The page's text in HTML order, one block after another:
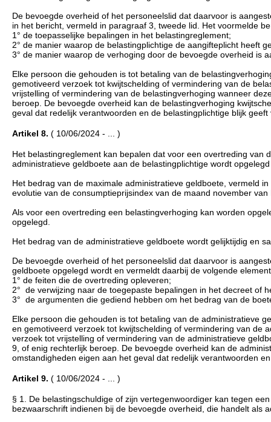
De bevoegde overheid of het personeelslid dat daarvoor is
in het bericht, vermeld in paragraaf 3, tweede lid. Het voormelde
1° de toepasselijke bepalingen in het belastingreglement;
2° de manier waarop de belastingplichtige de aangifteplicht heeft
3° de manier waarop de verhoging door de bevoegde overheid is
Elke persoon die gehouden is tot betaling van de
gemotiveerd verzoek tot kwijtschelding of vermindering van de
vrijstelling of vermindering van de belastingverhoging wanneer
beroep. De bevoegde overheid kan de belastingverhoging
geval dat redelijk verantwoorden en de belastingplichtige blijk geeft
Artikel 8. ( 10/06/2024 - ... )
Het belastingreglement kan bepalen dat voor een overtreding
administratieve geldboete aan de belastingplichtige wordt
Het bedrag van de maximale administratieve geldboete, vermeld
evolutie van de consumptieprijsindex van de maand november
Als voor een overtreding een belastingverhoging kan worden
opgelegd.
Het bedrag van de administratieve geldboete wordt gelijktijdig en
De bevoegde overheid of het personeelslid dat daarvoor is
geldboete opgelegd wordt en vermeldt daarbij de volgende
1° de feiten die de overtreding opleveren;
2° de verwijzing naar de toegepaste bepalingen in het decreet of
3° de argumenten die gediend hebben om het bedrag van de
Elke persoon die gehouden is tot betaling van de administratieve
en gemotiveerd verzoek tot kwijtschelding of vermindering van de
verzoek tot vrijstelling of vermindering van de administratieve
9, of enig rechterlijk beroep. De bevoegde overheid kan de
omstandigheden eigen aan het geval dat redelijk verantwoorden
Artikel 9. ( 10/06/2024 - ... )
§ 1. De belastingschuldige of zijn vertegenwoordiger kan tegen
bezwaarschrift indienen bij de bevoegde overheid, die handelt als